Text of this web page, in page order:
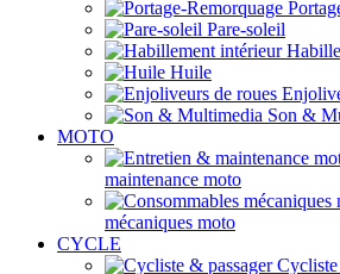
Pare-soleil
Huile
Son &
MOTO
maintenance moto
mécaniques moto
CYCLE